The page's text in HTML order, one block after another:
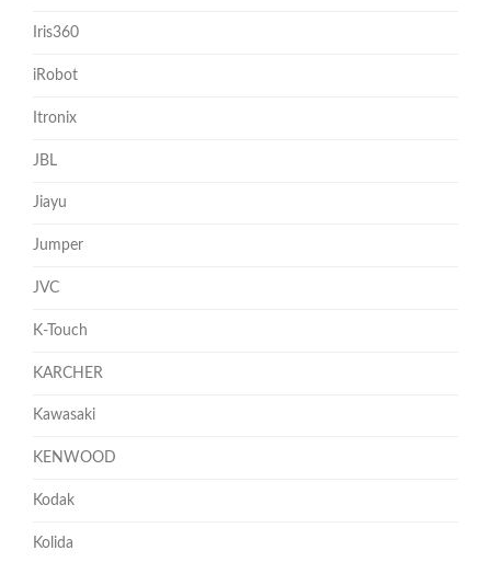
Iris360
iRobot
Itronix
JBL
Jiayu
Jumper
JVC
K-Touch
KARCHER
Kawasaki
KENWOOD
Kodak
Kolida